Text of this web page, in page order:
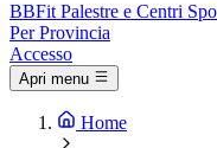
BBFit Palestre e Centri
Per Provincia
Accesso
Apri menu
Home